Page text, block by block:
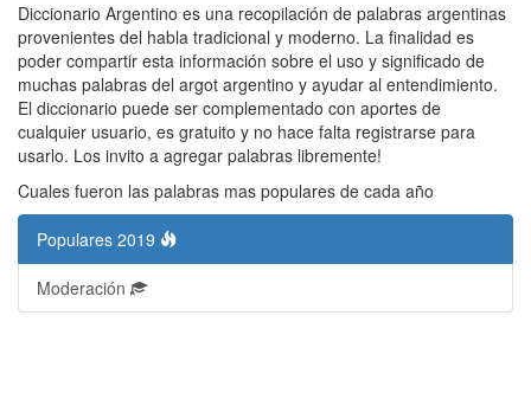
Diccionario Argentino es una recopilación de palabras argentinas
provenientes del habla tradicional y moderno. La finalidad es
poder compartir esta información sobre el uso y significado de
muchas palabras del argot argentino y ayudar al entendimiento.
El diccionario puede ser complementado con aportes de
cualquier usuario, es gratuito y no hace falta registrarse para
usarlo. Los invito a agregar palabras libremente!
Cuales fueron las palabras mas populares de cada año
Populares 2019
Moderación